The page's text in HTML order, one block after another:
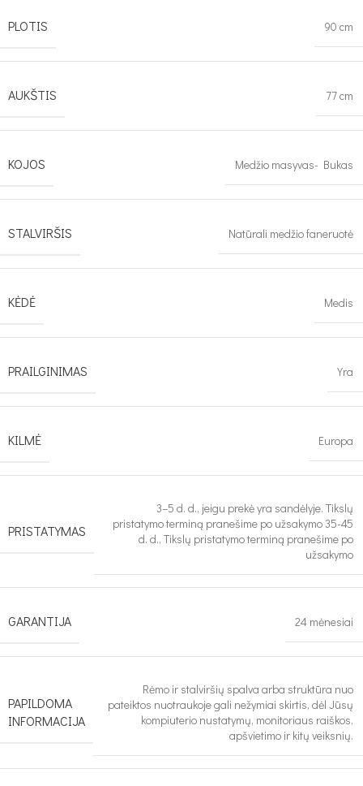
PLOTIS 90 cm
AUKŠTIS 77 cm
KOJOS Medžio masyvas- Bukas
STALVIRŠIS Natūrali medžio faneruotė
KĖDĖ Medis
PRAILGINIMAS Yra
KILMĖ Europa
PRISTATYMAS
3–5 d. d., jeigu prekė yra sandėlyje. Tikslų
pristatymo terminą pranešime po užsakymo 35-45
d. d., Tikslų pristatymo terminą pranešime po
užsakymo
GARANTIJA 24 mėnesiai
PAPILDOMA
INFORMACIJA
Rėmo ir stalviršių spalva arba struktūra nuo
pateiktos nuotraukoje gali nežymiai skirtis, dėl Jūsų
kompiuterio nustatymų, monitoriaus raiškos,
apšvietimo ir kitų veiksnių.